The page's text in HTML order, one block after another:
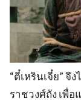
“ตี๋เหรินเจี๋ย”
ราชวงศ์ถัง เพื่